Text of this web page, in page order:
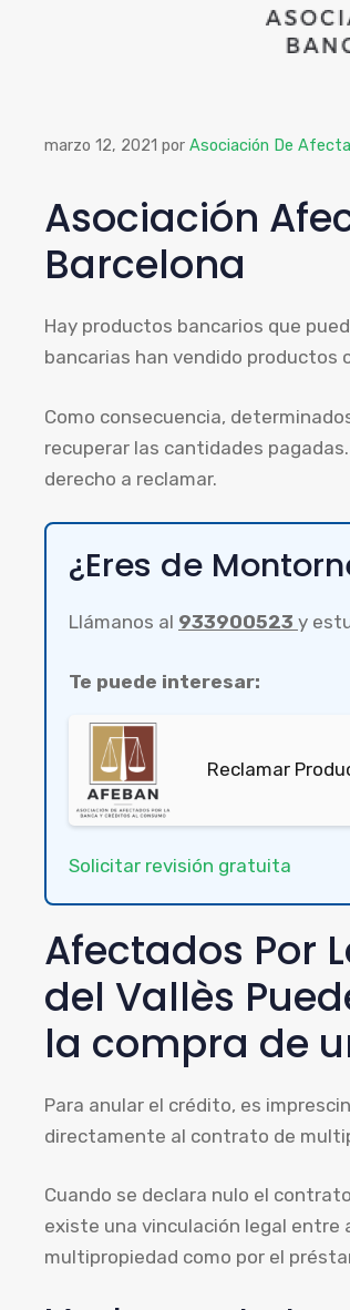
marzo 12, 2021 por Asociación De
Asociación
Barcelona
Hay productos bancarios que
bancarias han vendido productos
Como consecuencia,
recuperar las cantidades
derecho a reclamar.
¿Eres de
Llámanos al 933900523 y
Te puede interesar:
Reclamar
Solicitar revisión gratuita
Afectados Por
del Vallès
la compra de
Para anular el crédito, es
directamente al contrato de
Cuando se declara nulo el
existe una vinculación legal entre
multipropiedad como por el